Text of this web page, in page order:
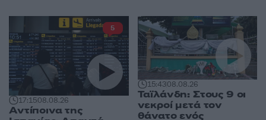
17:1508.08.26
Αντίποινα της
5
15:4308.08.26
Ταϊλάνδη: Στους 9 οι
νεκροί μετά τον
θάνατο ενός